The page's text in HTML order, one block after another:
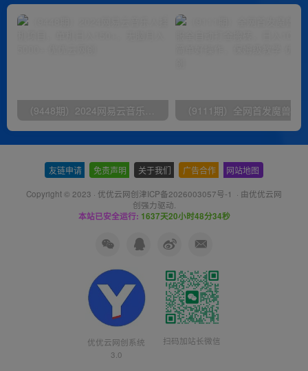
友链申请 免责声明 关于我们 广告合作 网站地图
Copyright © 2023 · 优优云网创津ICP备2026003057号-1 · 由优优云网
创强力驱动.
本站已安全运行: 1637天20小时48分35秒
优优云网创系统
3.0
扫码加站长微信